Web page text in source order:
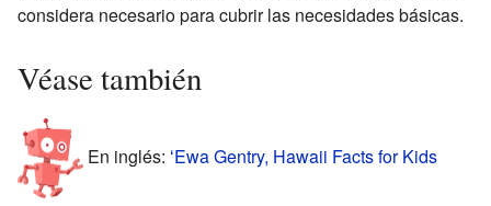
considera necesario para cubrir las necesidades básicas.
Véase también
En inglés: ʻEwa Gentry, Hawaii Facts for Kids